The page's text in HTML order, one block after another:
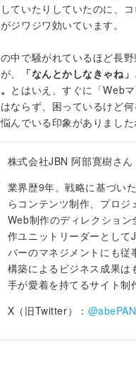
ていたりしていたのに、
ジワジワ効いています。
中で騒がれているほど長野
、
「なんとかしなきゃね
とはいえ、すぐに「Web
ならず、困っているけど
んでいる印象がありました
株式会社JBN 阿部寛樹さん
業界歴9年。戦略に基づい
らコンテンツ制作、プロジ
Web制作のディレクション
作ユニットリーダーとして
バーのマネジメントにも従
構築によるビジネス成果は
手が愛着を持てるサイト制
X（旧Twitter）：